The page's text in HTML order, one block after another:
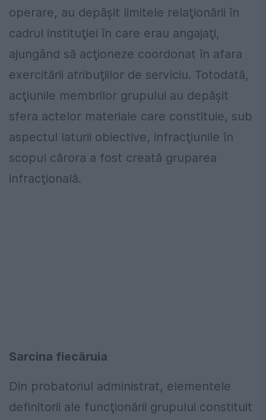
operare, au depăşit limitele relaţionării în
cadrul instituţiei în care erau angajaţi,
ajungând să acţioneze coordonat în afara
exercitării atribuţiilor de serviciu. Totodată,
acţiunile membrilor grupului au depăşit
sfera actelor materiale care constituie, sub
aspectul laturii obiective, infracţiunile în
scopul cărora a fost creată gruparea
infracţională.
Sarcina fiecăruia
Din probatoriul administrat, elementele
definitorii ale funcţionării grupului constituit